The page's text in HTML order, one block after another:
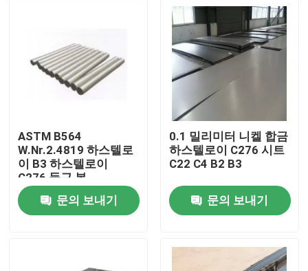
ASTM B564
W.Nr.2.4819 하스텔로
이 B3 하스텔로이
C276 둥근 봉
문의 보내기
0.1 밀리미터 니켈 합금
하스텔로이 C276 시트
C22 C4 B2 B3
문의 보내기